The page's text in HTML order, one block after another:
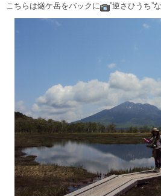
こちらは燧ケ岳をバックに ”逆さひうち”